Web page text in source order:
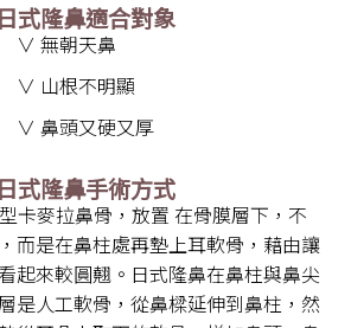
日式隆鼻適合對象
∨ 無朝天鼻
∨ 山根不明顯
∨ 鼻頭又硬又厚
日式隆鼻手術方式
卡麥拉鼻骨，放置 在骨膜層下，不
而是在鼻柱處再墊上耳軟骨，藉由讓
起來較圓翹。日式隆鼻在鼻柱與鼻尖
是人工軟骨，從鼻樑延伸到鼻柱，然